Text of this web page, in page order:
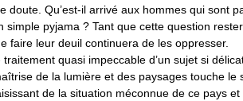
doute. Qu’est-il arrivé aux hommes qui sont
simple pyjama ? Tant que cette question
faire leur deuil continuera de les oppresser.
quasi impeccable d’un sujet si
de la lumière et des paysages touche le
de la situation méconnue de ce pays et